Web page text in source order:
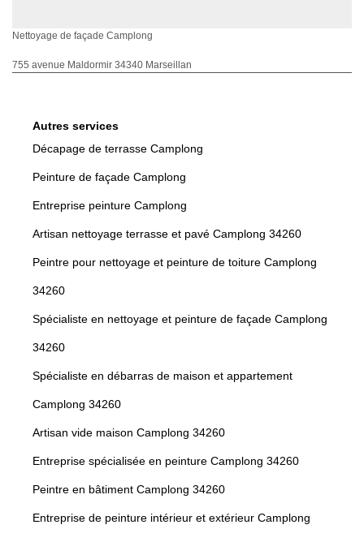
Nettoyage de façade Camplong
755 avenue Maldormir 34340 Marseillan
Autres services
Décapage de terrasse Camplong
Peinture de façade Camplong
Entreprise peinture Camplong
Artisan nettoyage terrasse et pavé Camplong 34260
Peintre pour nettoyage et peinture de toiture Camplong
34260
Spécialiste en nettoyage et peinture de façade Camplong
34260
Spécialiste en débarras de maison et appartement
Camplong 34260
Artisan vide maison Camplong 34260
Entreprise spécialisée en peinture Camplong 34260
Peintre en bâtiment Camplong 34260
Entreprise de peinture intérieur et extérieur Camplong